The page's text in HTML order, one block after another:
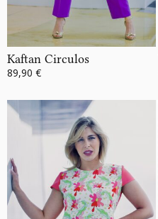
Kaftan Circulos
89,90 €